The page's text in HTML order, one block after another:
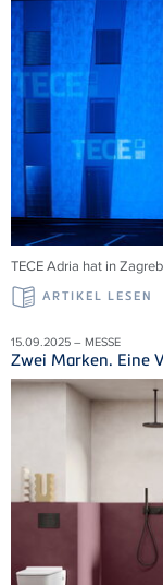
TECE Adria hat in
ARTIKEL LESEN
15.09.2025 – MESSE
Zwei Marken. Eine